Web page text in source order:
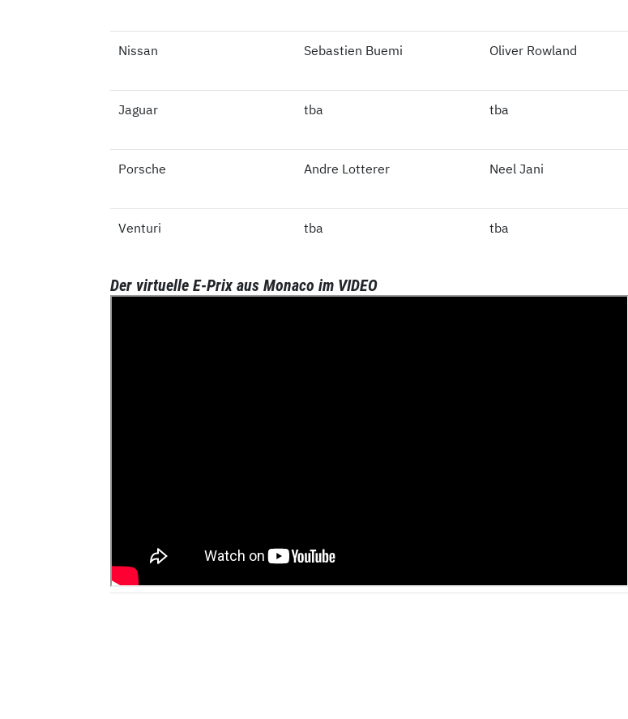
Nissan Sebastien Buemi Oliver Rowland
Jaguar tba tba
Porsche Andre Lotterer Neel Jani
Venturi tba tba
Nissan
Jaguar
Porsche
Venturi
Der virtuelle E-Prix aus Monaco im VIDEO